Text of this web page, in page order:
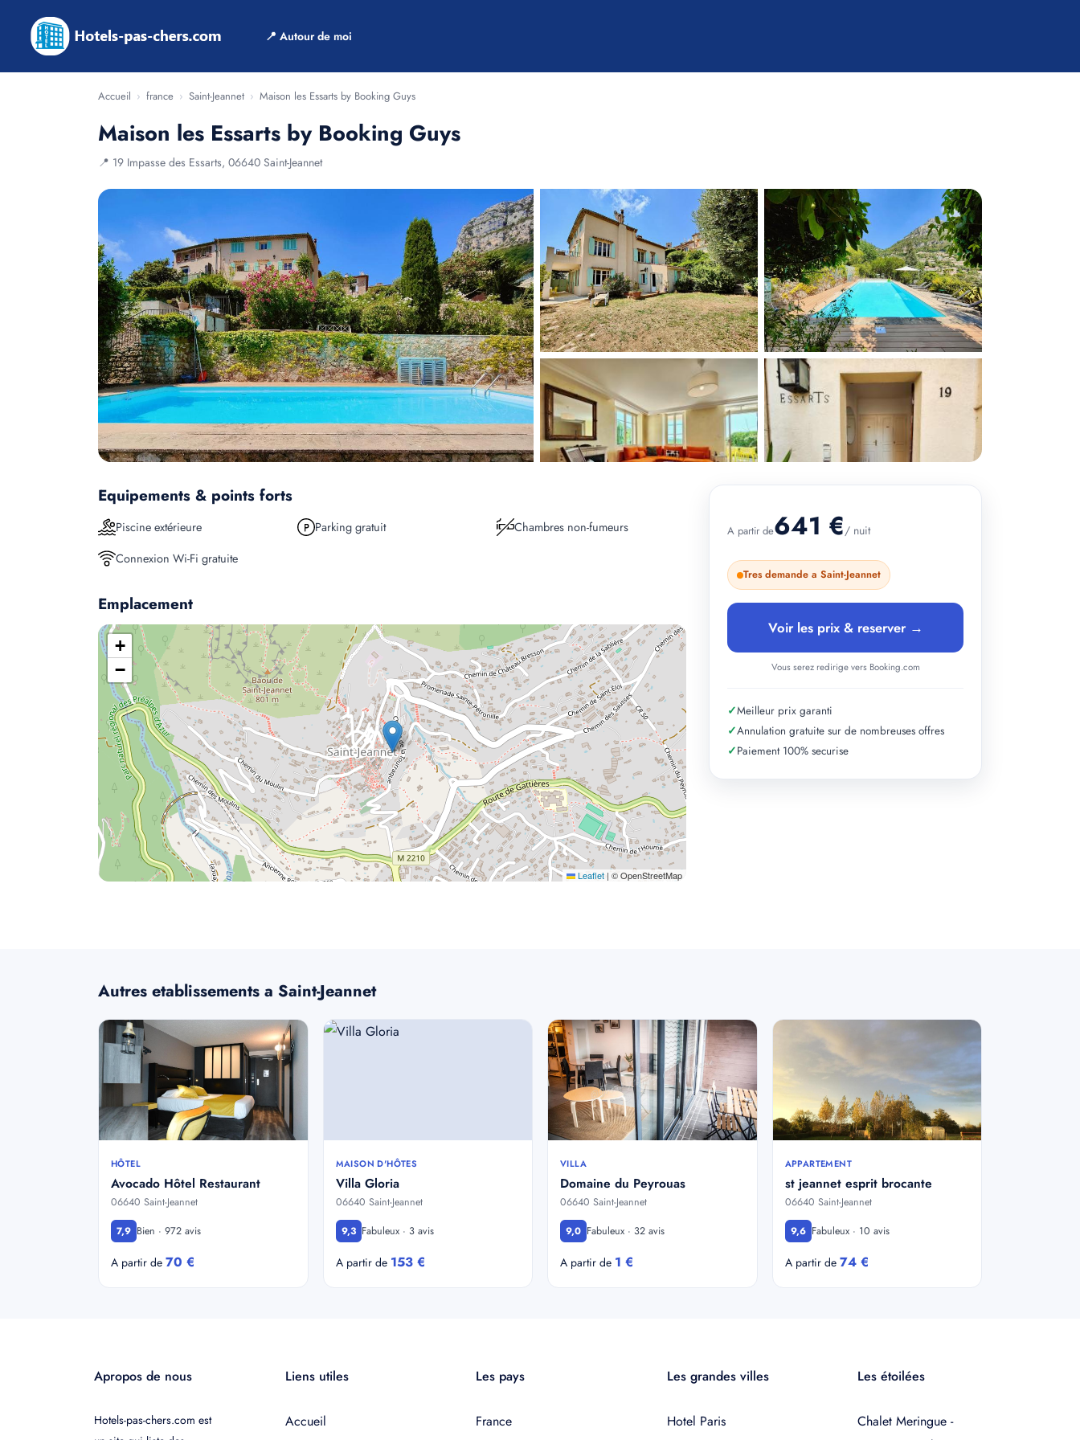
📍 Autour de moi
Accueil › france › Saint-Jeannet › Maison les Essarts by Booking Guys
Maison les Essarts by Booking Guys
📍 19 Impasse des Essarts, 06640 Saint-Jeannet
+ 2 photos
Equipements & points forts
Piscine extérieure Parking gratuit
Chambres non-fumeurs
Connexion Wi-Fi gratuite
Emplacement
+
−
Leaflet | © OpenStreetMap
A partir de641 €/ nuit
Tres demande a Saint-Jeannet
Voir les prix & reserver →
Vous serez redirige vers Booking.com
✓Meilleur prix garanti
✓Annulation gratuite sur de nombreuses offres
✓Paiement 100% securise
Autres etablissements a Saint-Jeannet
HÔTEL
Avocado Hôtel Restaurant
06640 Saint-Jeannet
7,9 Bien · 972 avis
A partir de 70 €
MAISON D'HÔTES
Villa Gloria
06640 Saint-Jeannet
9,3 Fabuleux · 3 avis
A partir de 153 €
VILLA
Domaine du Peyrouas
06640 Saint-Jeannet
9,0 Fabuleux · 32 avis
A partir de 1 €
APPARTEMENT
st jeannet esprit brocante
06640 Saint-Jeannet
9,6 Fabuleux · 10 avis
A partir de 74 €
Apropos de nous
Hotels-pas-chers.com est
Liens utiles
Accueil
Les pays
France
Les grandes villes
Hotel Paris
Les étoilées
Chalet Meringue -